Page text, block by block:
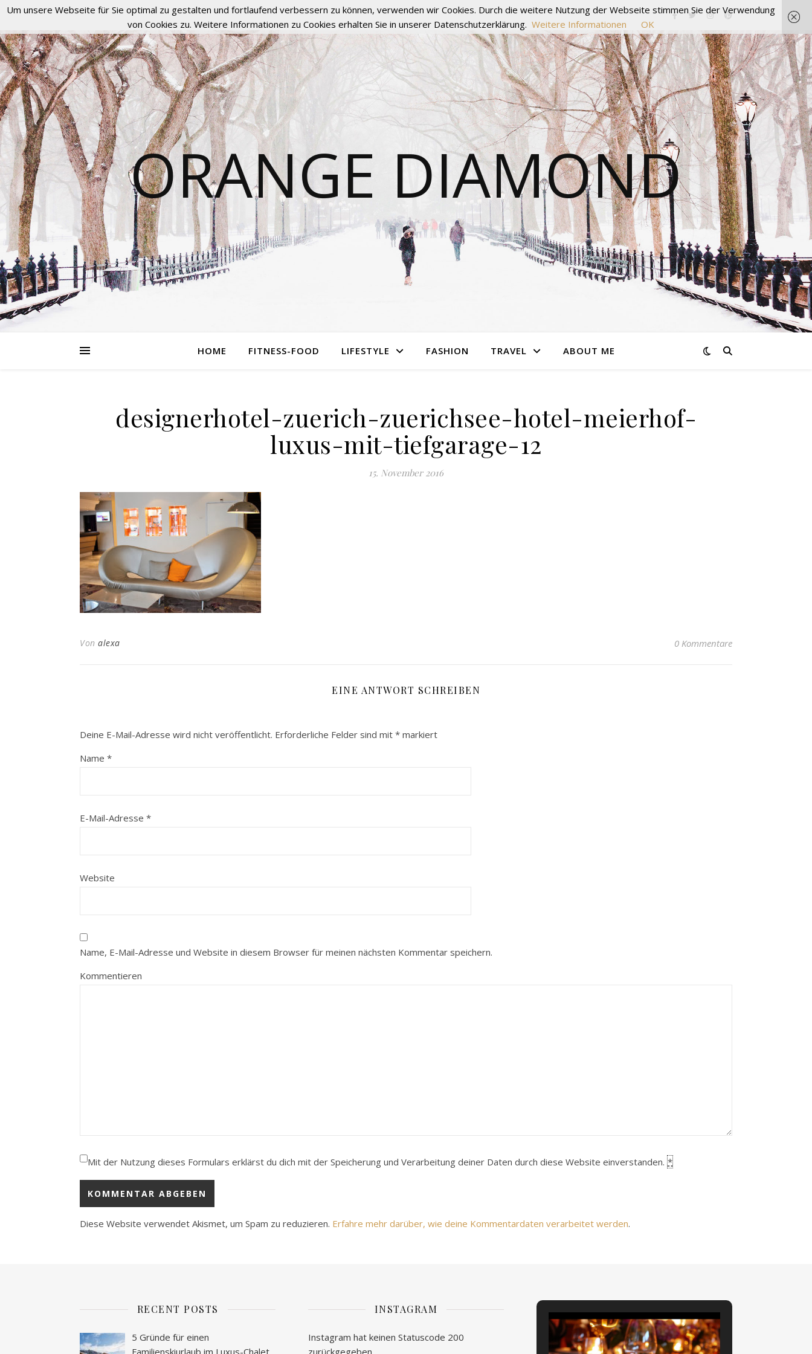
ORANGE DIAMOND
HOME FITNESS-FOOD LIFESTYLE FASHION TRAVEL ABOUT ME
designerhotel-zuerich-zuerichsee-hotel-meierhof-
luxus-mit-tiefgarage-12
15. November 2016
Von alexa 0 Kommentare
EINE ANTWORT SCHREIBEN
Deine E-Mail-Adresse wird nicht veröffentlicht. Erforderliche Felder sind mit * markiert
Name *
E-Mail-Adresse *
Website
Name, E-Mail-Adresse und Website in diesem Browser für meinen nächsten Kommentar speichern.
Kommentieren
Mit der Nutzung dieses Formulars erklärst du dich mit der Speicherung und Verarbeitung deiner Daten durch diese Website einverstanden. *
Diese Website verwendet Akismet, um Spam zu reduzieren. Erfahre mehr darüber, wie deine Kommentardaten verarbeitet werden.
RECENT POSTS
5 Gründe für einen
Familienskiurlaub im Luxus-Chalet
INSTAGRAM
Instagram hat keinen Statuscode 200
zurückgegeben.
Um unsere Webseite für Sie optimal zu gestalten und fortlaufend verbessern zu können, verwenden wir Cookies. Durch die weitere Nutzung der Webseite stimmen Sie der Verwendung
von Cookies zu. Weitere Informationen zu Cookies erhalten Sie in unserer Datenschutzerklärung. Weitere Informationen OK